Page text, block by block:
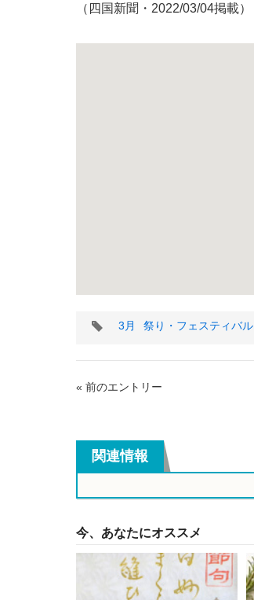
（四国新聞・2022/03/04掲載）
タ
3月 祭り・フェスティバル
« 前のエントリー
関連情報
今、あなたにオススメ